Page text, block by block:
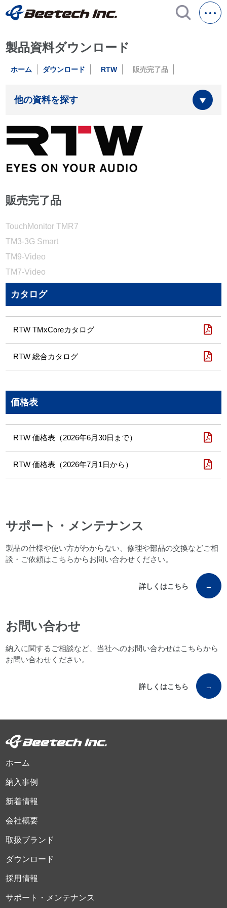
製品資料ダウンロード
ホーム ダウンロード RTW 販売完了品
他の資料を探す
販売完了品
TouchMonitor TMR7
TM3-3G Smart
TM9-Video
TM7-Video
カタログ
RTW TMxCoreカタログ
RTW 総合カタログ
価格表
RTW 価格表（2026年6月30日まで）
RTW 価格表（2026年7月1日から）
サポート・メンテナンス
製品の仕様や使い方がわからない、修理や部品の交換などご相
談・ご依頼はこちらからお問い合わせください。
詳しくはこちら →
お問い合わせ
納入に関するご相談など、当社へのお問い合わせはこちらから
お問い合わせください。
詳しくはこちら →
ホーム
納入事例
新着情報
会社概要
取扱ブランド
ダウンロード
採用情報
サポート・メンテナンス